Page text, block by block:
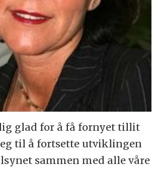
glad for å få fornyet tillit
til å fortsette utviklingen
sammen med alle våre